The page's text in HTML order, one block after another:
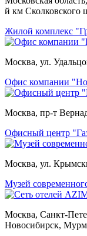
й км Сколковского
Жилой комплекс
Москва, ул.
Офис компании
Москва, пр-т
Офисный центр
Москва, ул.
Музей
Москва, Санкт-
Новосибирск,